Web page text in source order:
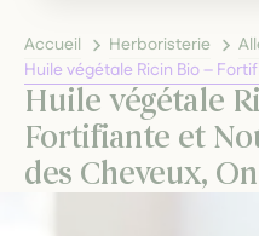
Accueil Herboristerie
Huile végétale Ricin Bio –
Huile végétale
Fortifiante et
des Cheveux,